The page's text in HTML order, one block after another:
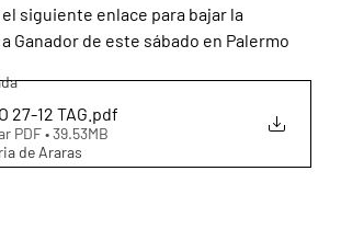
de Araras
siguiente enlace para bajar la
Ganador de este sábado en Palermo
27-12 TAG .pdf
PDF • 39.53MB